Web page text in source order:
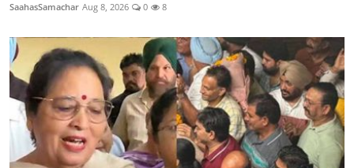
SaahasSamachar Aug 8, 2026 0 8